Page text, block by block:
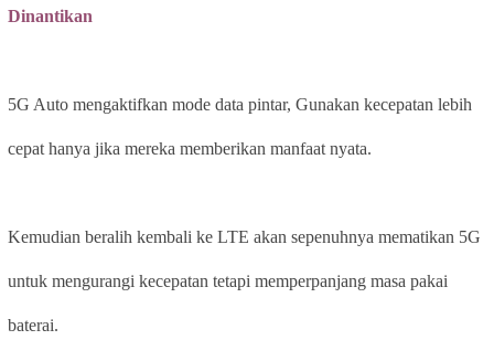
Dinantikan
5G Auto mengaktifkan mode data pintar, Gunakan kecepatan lebih
cepat hanya jika mereka memberikan manfaat nyata.
Kemudian beralih kembali ke LTE akan sepenuhnya mematikan 5G
untuk mengurangi kecepatan tetapi memperpanjang masa pakai
baterai.